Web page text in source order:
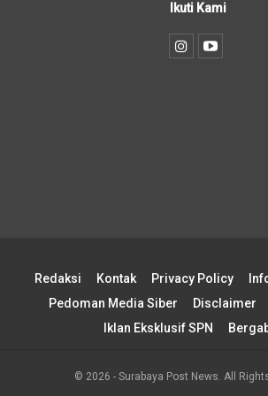
Ikuti Kami
Redaksi Kontak Privacy Policy
Pedoman Media Siber
Disclaimer
Iklan Eksklusif SPN
© 2026 - Surabaya Post News. All